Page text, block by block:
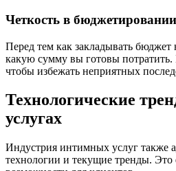
Четкость в бюджетировании
Перед тем как закладывать бюджет
какую сумму вы готовы потратить.
чтобы избежать неприятных
Технологические
услугах
Индустрия интимных услуг также
технологии и текущие тренды. Это